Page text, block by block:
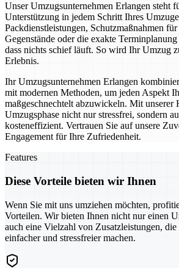
Unser Umzugsunternehmen Erlangen steht
Unterstützung in jedem Schritt Ihres
Packdienstleistungen, Schutzmaßnahmen
Gegenstände oder die exakte
dass nichts schief läuft. So wird Ihr Umzug
Erlebnis.
Ihr Umzugsunternehmen Erlangen
mit modernen Methoden, um jeden Aspekt
maßgeschnechtelt abzuwickeln. Mit
Umzugsphase nicht nur stressfrei, sondern
kosteneffizient. Vertrauen Sie auf unsere
Engagement für Ihre Zufriedenheit.
Features
Diese Vorteile bieten wir Ihnen
Wenn Sie mit uns umziehen möchten,
Vorteilen. Wir bieten Ihnen nicht nur einen
auch eine Vielzahl von Zusatzleistungen,
einfacher und stressfreier machen.